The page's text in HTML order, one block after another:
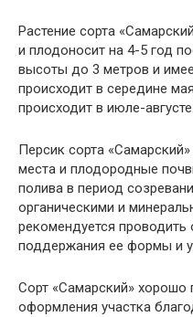
Растение сорта
и плодоносит на 4-5 год
высоты до 3 метров и
происходит в середине
происходит в июле-августе.
Персик сорта
места и плодородные
полива в период
органическими и
рекомендуется
поддержания ее формы и
Сорт «Самарский» хорошо
оформления участка